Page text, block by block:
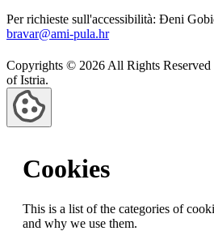
Per richieste sull'accessibilità: Đeni
bravar@ami-pula.hr
Copyrights © 2026 All Rights
of Istria.